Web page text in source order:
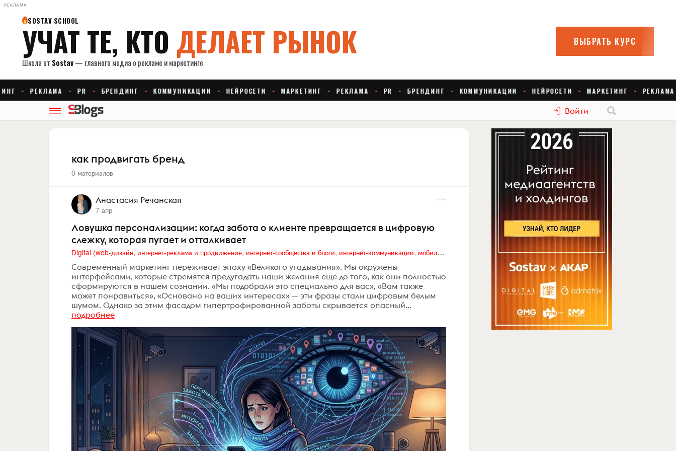
РЕКЛАМА
Войти
как продвигать бренд
0 материалов
Анастасия Речанская
7 апр
Ловушка персонализации: когда забота о клиенте превращается в цифровую
слежку, которая пугает и отталкивает
Digital (web-дизайн, интернет-реклама и продвижение, интернет-сообщества и блоги, интернет-коммуникации, мобильный маркетинг, реклама на цифровых экранах)
Современный маркетинг переживает эпоху «Великого угадывания». Мы окружены
интерфейсами, которые стремятся предугадать наши желания еще до того, как они полностью
сформируются в нашем сознании. «Мы подобрали это специально для вас», «Вам также
может понравиться», «Основано на ваших интересах» — эти фразы стали цифровым белым
шумом. Однако за этим фасадом гипертрофированной заботы скрывается опасный...
подробнее